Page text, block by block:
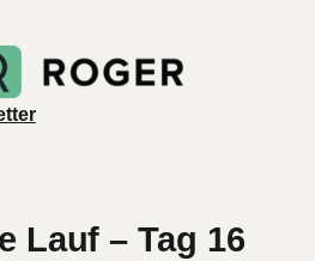
Lauf – Tag 16